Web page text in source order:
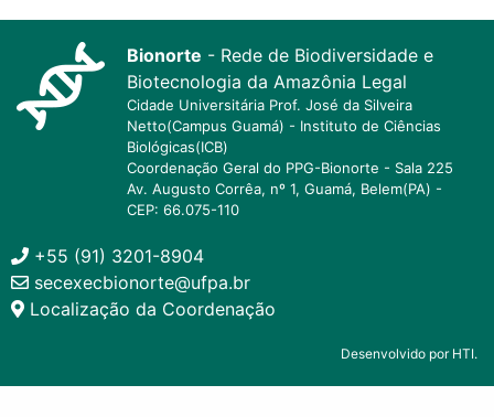
Bionorte - Rede de Biodiversidade e
Biotecnologia da Amazônia Legal
Cidade Universitária Prof. José da Silveira
Netto(Campus Guamá) - Instituto de Ciências
Biológicas(ICB)
Coordenação Geral do PPG-Bionorte - Sala 225
Av. Augusto Corrêa, nº 1, Guamá, Belem(PA) -
CEP: 66.075-110
+55 (91) 3201-8904
secexecbionorte@ufpa.br
Localização da Coordenação
Desenvolvido por HTI.